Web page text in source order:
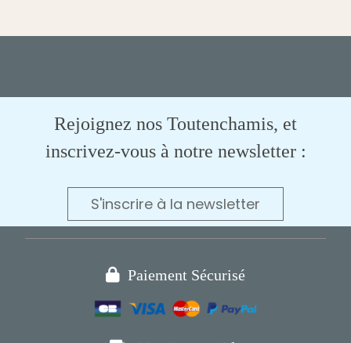
Rejoignez nos Toutenchamis, et
inscrivez-vous à notre newsletter :
S'inscrire à la newsletter
 Paiement Sécurisé